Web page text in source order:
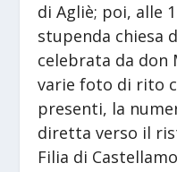
di Agliè; poi, alle
stupenda chiesa
celebrata da don
varie foto di rito
presenti, la
diretta verso il
Filia di